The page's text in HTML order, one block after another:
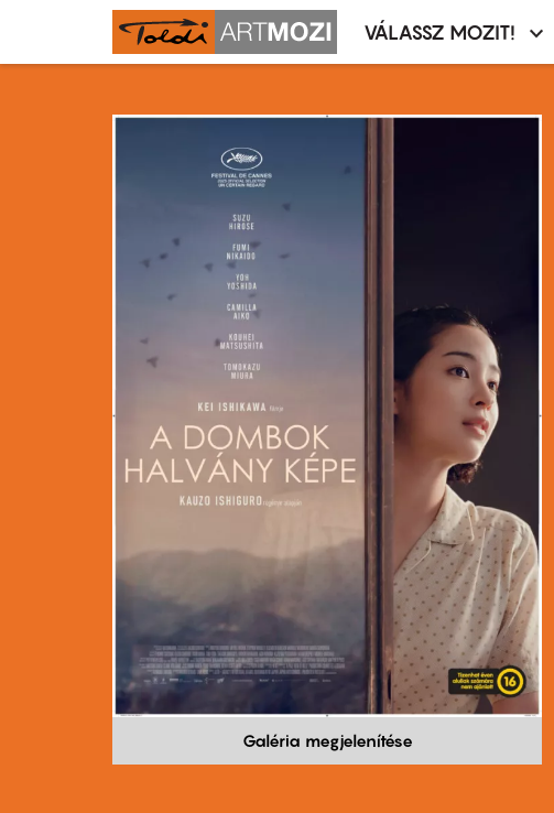
Moziválasztó
VÁLASSZ MOZIT!
Galéria megjelenítése